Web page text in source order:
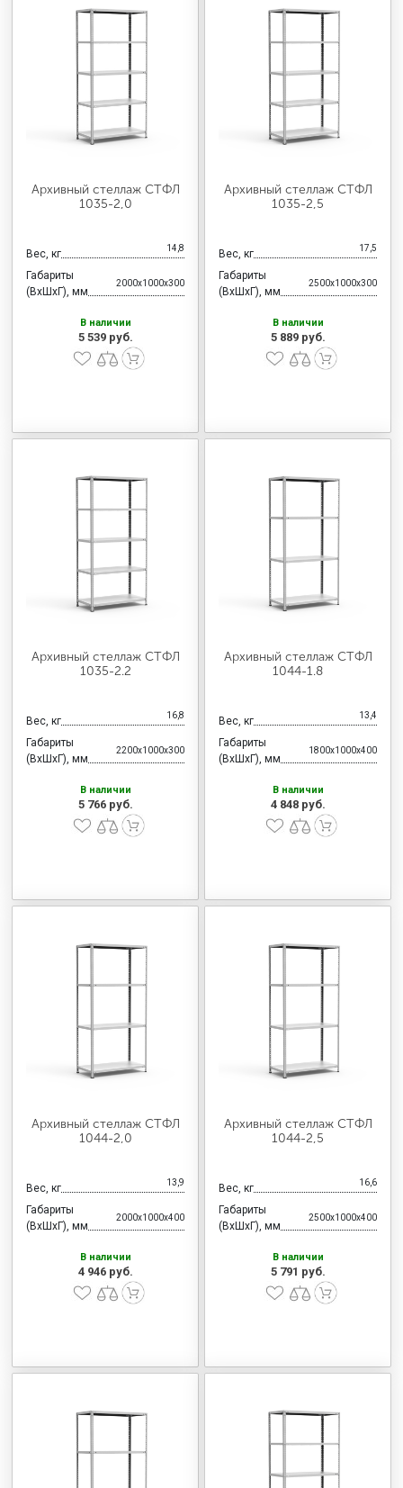
Архивный стеллаж СТФЛ
1035-2,0
Вес, кг 14,8
Габариты
(ВхШхГ), мм
2000x1000x300
В наличии
5 539 руб.
Архивный стеллаж СТФЛ
1035-2,5
Вес, кг 17,5
Габариты
(ВхШхГ), мм
2500x1000x300
В наличии
5 889 руб.
Архивный стеллаж СТФЛ
1035-2.2
Вес, кг 16,8
Габариты
(ВхШхГ), мм
2200x1000x300
В наличии
5 766 руб.
Архивный стеллаж СТФЛ
1044-1.8
Вес, кг 13,4
Габариты
(ВхШхГ), мм
1800x1000x400
В наличии
4 848 руб.
Архивный стеллаж СТФЛ
1044-2,0
Вес, кг 13,9
Габариты
(ВхШхГ), мм
2000x1000x400
В наличии
4 946 руб.
Архивный стеллаж СТФЛ
1044-2,5
Вес, кг 16,6
Габариты
(ВхШхГ), мм
2500x1000x400
В наличии
5 791 руб.